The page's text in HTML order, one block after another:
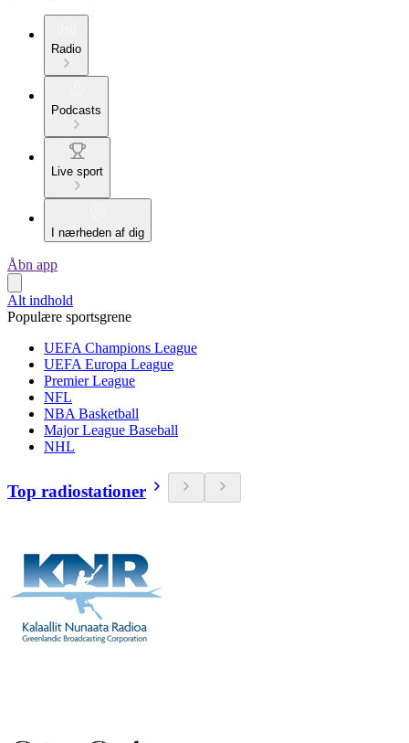
Radio
Podcasts
Live sport
I nærheden af dig
Åbn app
Alt indhold
Populære sportsgrene
UEFA Champions League
UEFA Europa League
Premier League
NFL
NBA Basketball
Major League Baseball
NHL
Top radiostationer